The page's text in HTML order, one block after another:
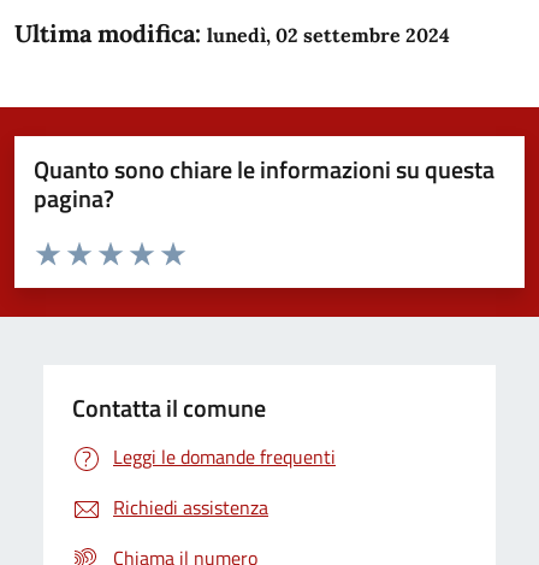
Ultima modifica: lunedì, 02 settembre 2024
Quanto sono chiare le informazioni su questa
pagina?
Domanda
Valuta da 1 a 5 stelle la pagina
Valuta 5 stelle su 5
Valuta 4 stelle su 5
Valuta 3 stelle su 5
Valuta 2 stelle su 5
Valuta 1 stelle su 5
Contatta il comune
Leggi le domande frequenti
Richiedi assistenza
Chiama il numero